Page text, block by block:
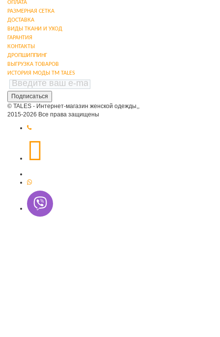
ОПЛАТА
РАЗМЕРНАЯ СЕТКА
ДОСТАВКА
ВИДЫ ТКАНИ И УХОД
ГАРАНТИЯ
КОНТАКТЫ
ДРОПШИППИНГ
ВЫГРУЗКА ТОВАРОВ
ИСТОРИЯ МОДЫ ТМ TALES
Подписаться
© TALES - Интернет-магазин женской одежды,,
2015-2026 Все права защищены